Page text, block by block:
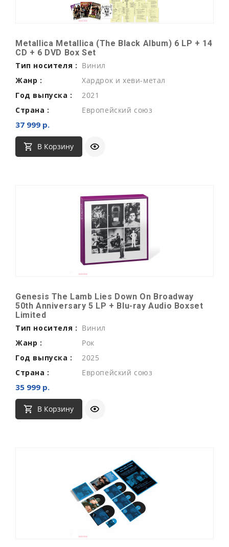
Metallica Metallica (The Black Album) 6 LP + 14
CD + 6 DVD Box Set
Тип носителя : Винил
Жанр :
Хардрок и хеви-метал
Год выпуска :
2021
Страна :
Европейский союз
37 999 р.
В Корзину
Genesis The Lamb Lies Down On Broadway
50th Anniversary 5 LP + Blu-ray Audio Boxset
Limited
Тип носителя : Винил
Жанр :
Рок
Год выпуска :
2025
Страна :
Европейский союз
35 999 р.
В Корзину